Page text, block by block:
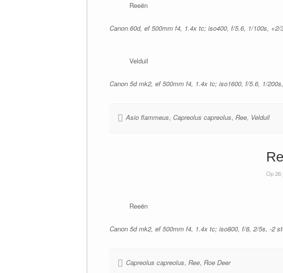
Reeën
Canon 60d, ef 500mm f4, 1.4x tc; iso400, f/5.6, 1/100s,
Velduil
Canon 5d mk2, ef 500mm f4, 1.4x tc; iso1600, f/5.6, 1/
Asio flammeus, Capreolus capreolus, Ree, Velduil
Op 26
Reeën
Canon 5d mk2, ef 500mm f4, 1.4x tc; iso800, f/8, 2/5s, -2
Capreolus capreolus, Ree, Roe Deer